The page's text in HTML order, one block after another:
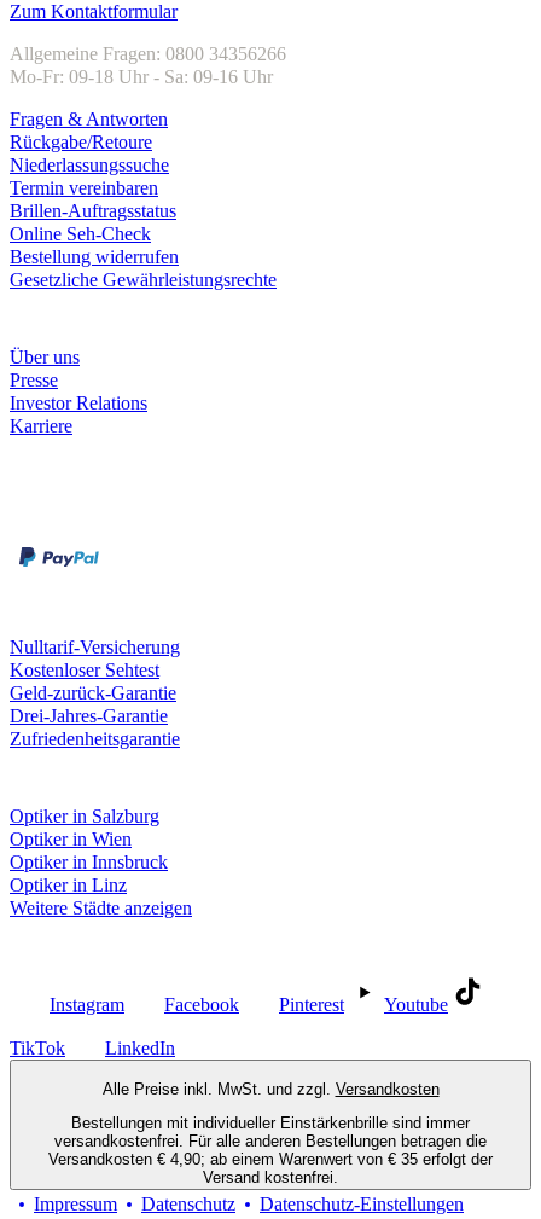
Zum Kontaktformular
Allgemeine Fragen: 0800 34356266
Mo-Fr: 09-18 Uhr - Sa: 09-16 Uhr
Fragen & Antworten
Rückgabe/Retoure
Niederlassungssuche
Termin vereinbaren
Brillen-Auftragsstatus
Online Seh-Check
Bestellung widerrufen
Gesetzliche Gewährleistungsrechte
Über uns
Presse
Investor Relations
Karriere
Nulltarif-Versicherung
Kostenloser Sehtest
Geld-zurück-Garantie
Drei-Jahres-Garantie
Zufriedenheitsgarantie
Optiker in Salzburg
Optiker in Wien
Optiker in Innsbruck
Optiker in Linz
Weitere Städte anzeigen
Instagram Facebook Pinterest Youtube
TikTok LinkedIn
Alle Preise inkl. MwSt. und zzgl. Versandkosten
Bestellungen mit individueller Einstärkenbrille sind immer
versandkostenfrei. Für alle anderen Bestellungen betragen die
Versandkosten € 4,90; ab einem Warenwert von € 35 erfolgt der
Versand kostenfrei.
Impressum Datenschutz Datenschutz-Einstellungen